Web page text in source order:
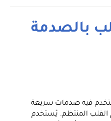
بالصدمة
فيه صدمات سريعة
المنتظم. يُستخدم